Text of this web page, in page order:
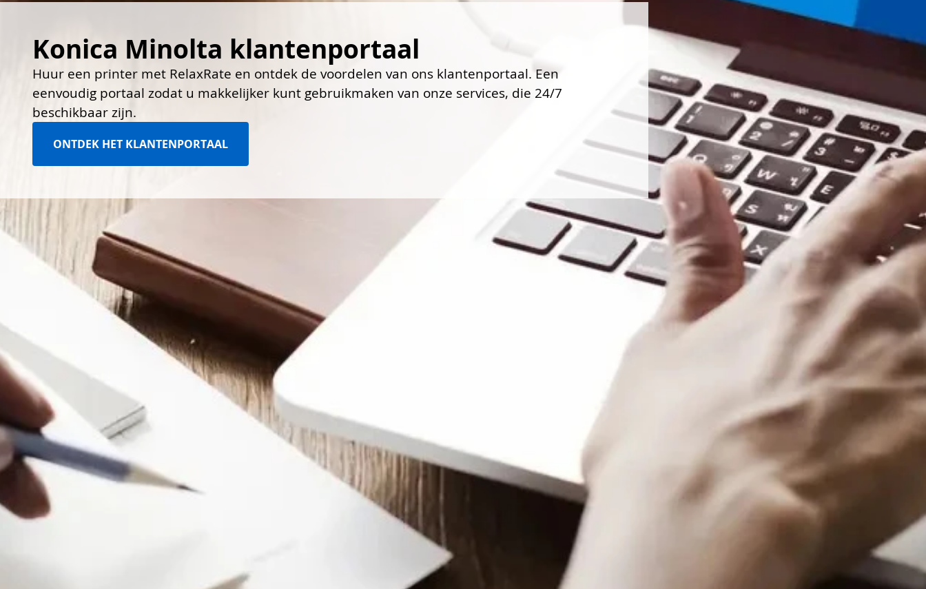
Konica Minolta klantenportaal
Huur een printer met RelaxRate en ontdek de voordelen van ons klantenportaal. Een
eenvoudig portaal zodat u makkelijker kunt gebruikmaken van onze services, die 24/7
beschikbaar zijn.
ONTDEK HET KLANTENPORTAAL